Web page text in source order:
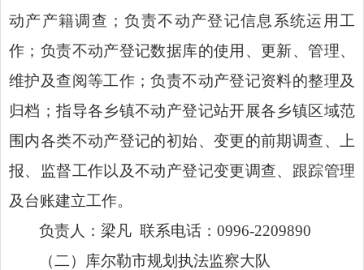
动产产籍调查；负责不动产登记信息系统运用工
作；负责不动产登记数据库的使用、更新、管理、
维护及查阅等工作；负责不动产登记资料的整理及
归档；指导各乡镇不动产登记站开展各乡镇区域范
围内各类不动产登记的初始、变更的前期调查、上
报、监督工作以及不动产登记变更调查、跟踪管理
及台账建立工作。
负责人：梁凡 联系电话：0996-2209890
（二）库尔勒市规划执法监察大队